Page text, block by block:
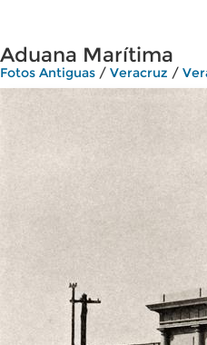
Aduana Marítima
Fotos Antiguas / Veracruz /